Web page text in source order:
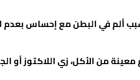
في البطن مع إحساس بعدم
من الأكل، زي اللاكتوز أو